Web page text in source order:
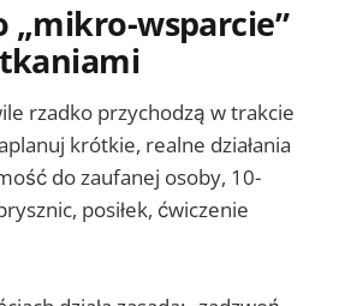
„mikro-wsparcie”
rzadko przychodzą w trakcie
krótkie, realne działania
do zaufanej osoby, 10-
posiłek, ćwiczenie